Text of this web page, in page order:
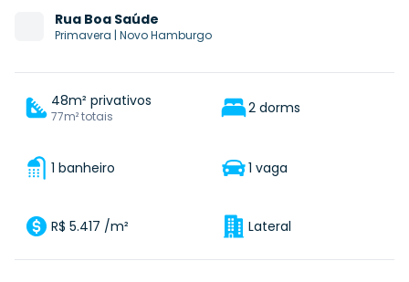
Rua Boa Saúde
Primavera | Novo Hamburgo
48m² privativos
77m² totais 2 dorms
1 banheiro 1 vaga
R$ 5.417 /m² Lateral